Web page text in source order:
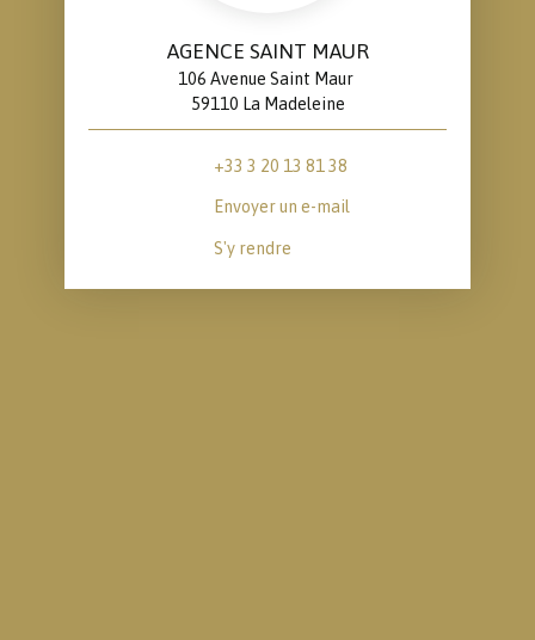
AGENCE SAINT MAUR
106 Avenue Saint Maur
59110 La Madeleine
+33 3 20 13 81 38
Envoyer un e-mail
S'y rendre